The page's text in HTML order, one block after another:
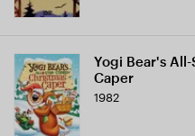
Yogi Bear's
Caper
1982